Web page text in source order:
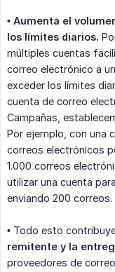
• Aumenta el
los límites diarios.
múltiples cuentas
correo electrónico a
exceder los límites
cuenta de correo
Campañas,
Por ejemplo, con una
correos electrónicos
1.000 correos
utilizar una cuenta
enviando 200 correos.
• Todo esto
remitente y la
proveedores de